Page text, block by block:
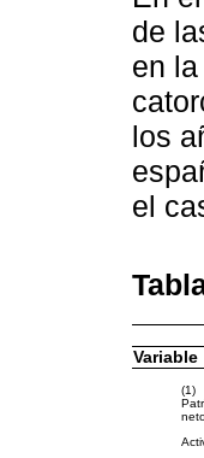
de
en la
los
el
Variable
(1)